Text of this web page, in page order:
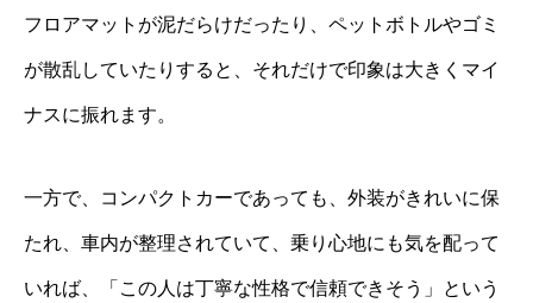
フロアマットが泥だらけだったり、ペットボトルやゴミ
が散乱していたりすると、それだけで印象は大きくマイ
ナスに振れます。
一方で、コンパクトカーであっても、外装がきれいに保
たれ、車内が整理されていて、乗り心地にも気を配って
いれば、「この人は丁寧な性格で信頼できそう」という